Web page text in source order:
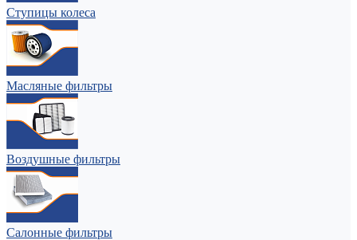
Ступицы колеса
Масляные фильтры
Воздушные фильтры
Салонные фильтры